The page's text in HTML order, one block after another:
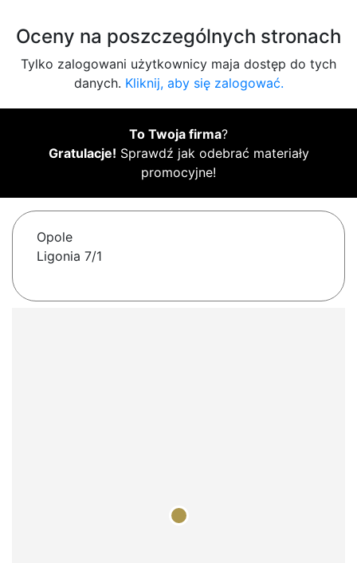
Oceny na poszczególnych stronach
Tylko zalogowani użytkownicy maja dostęp do tych
danych. Kliknij, aby się zalogować.
To Twoja firma?
Gratulacje! Sprawdź jak odebrać materiały
promocyjne!
Opole
Ligonia 7/1